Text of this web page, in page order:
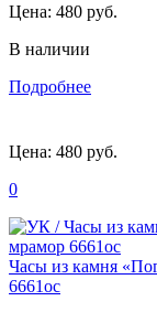
Цена: 480 руб.
В наличии
Подробнее
Цена: 480 руб.
0
Часы из камня
6661ос